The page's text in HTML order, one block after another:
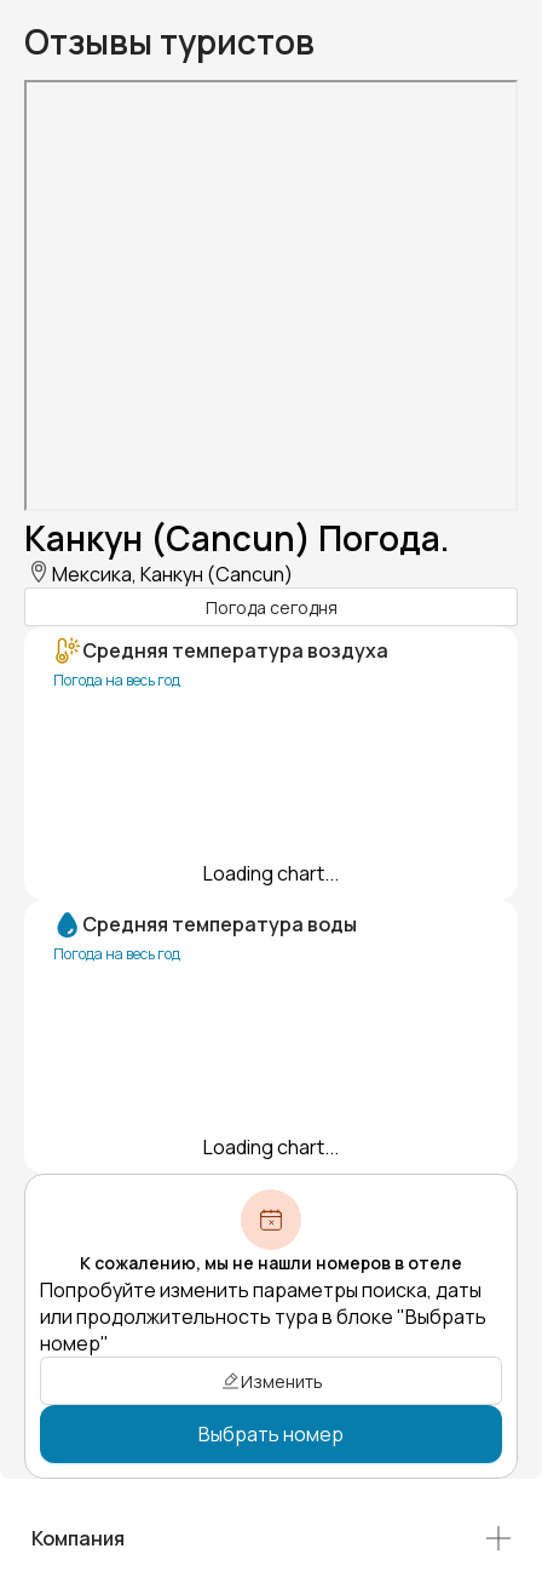
Отзывы туристов
Канкун (Cancun) Погода.
Мексика, Канкун (Cancun)
Погода сегодня
Средняя температура воздуха
Погода на весь год
Loading chart...
Средняя температура воды
Погода на весь год
Loading chart...
К сожалению, мы не нашли номеров в отеле
Попробуйте изменить параметры поиска, даты
или продолжительность тура в блоке "Выбрать
номер"
Изменить
Выбрать номер
Компания